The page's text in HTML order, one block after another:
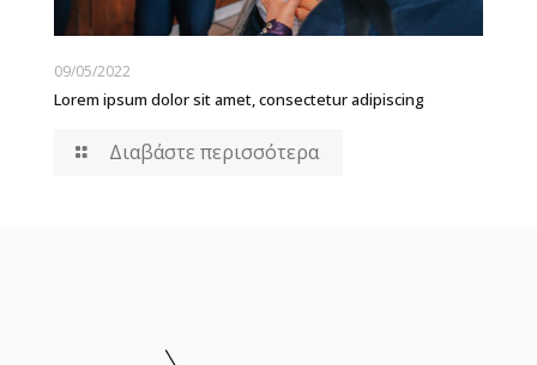
09/05/2022
Lorem ipsum dolor sit amet, consectetur adipiscing
Διαβάστε περισσότερα